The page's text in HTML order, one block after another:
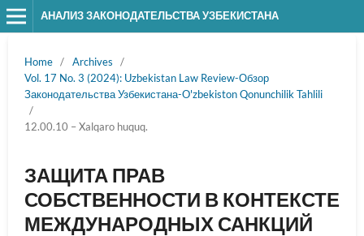
АНАЛИЗ ЗАКОНОДАТЕЛЬСТВА УЗБЕКИСТАНА
Home / Archives
/
Vol. 17 No. 3 (2024): Uzbekistan Law Review-Обзор
Законодательства Узбекистана-O'zbekiston Qonunchilik Tahlili
/
12.00.10 – Xalqaro huquq.
ЗАЩИТА ПРАВ
СОБСТВЕННОСТИ В КОНТЕКСТЕ
МЕЖДУНАРОДНЫХ САНКЦИЙ